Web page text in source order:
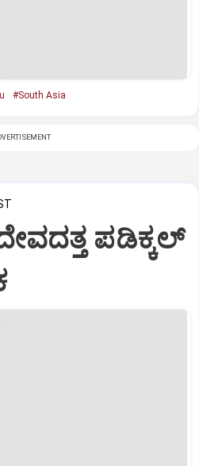
#South Asia
ಪಡಿಕ್ಕಲ್‌